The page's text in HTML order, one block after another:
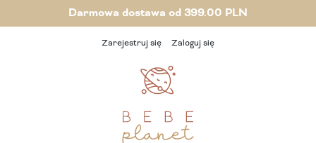
Darmowa dostawa od 399.00 PLN
Zarejestruj się Zaloguj się